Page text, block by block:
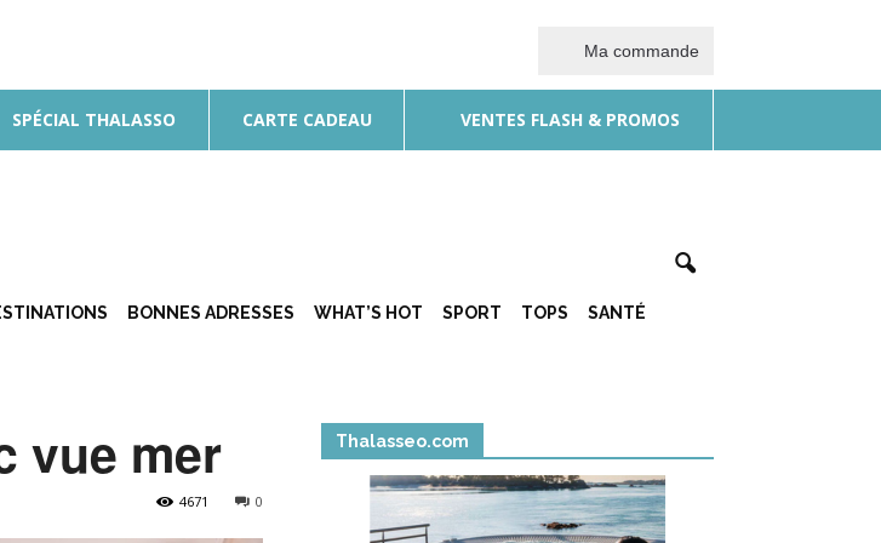
Ma commande
SPÉCIAL THALASSO CARTE CADEAU VENTES FLASH & PROMOS
BONNES ADRESSES WHAT’S HOT SPORT TOPS SANTÉ
vue mer
0
4671
Thalasseo.com